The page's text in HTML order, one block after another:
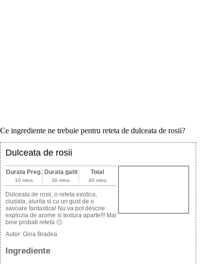
Ce ingrediente ne trebuie pentru reteta de dulceata de rosii?
Dulceata de rosii
Durata Preg.
10 mins
Durata gatit
30 mins
Total
40 mins
Dulceata de rosii, o reteta exotica,
ciudata, aiurita si cu un gust de o
savoare fantastica! Nu va pot descrie
explozia de arome si textura aparte!!! Mai
bine probati reteta 🙂
Autor: Gina Bradea
Ingrediente